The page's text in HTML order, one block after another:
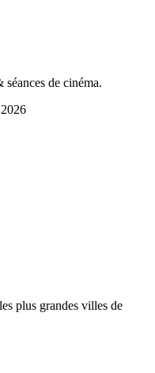
de cinéma.
2026
plus grandes villes de